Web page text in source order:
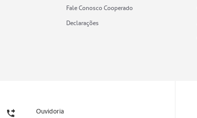
Fale Conosco Cooperado
Declarações
Ouvidoria